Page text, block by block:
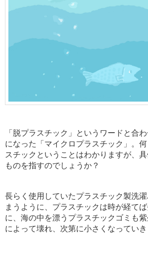
「脱プラスチック」というワードと合
になった「マイクロプラスチック」。
スチックということはわかりますが、
ものを指すのでしょうか？
長らく使用していたプラスチック製洗
まうように、プラスチックは時が経て
に、海の中を漂うプラスチックゴミも
によって壊れ、次第に小さくなっていき